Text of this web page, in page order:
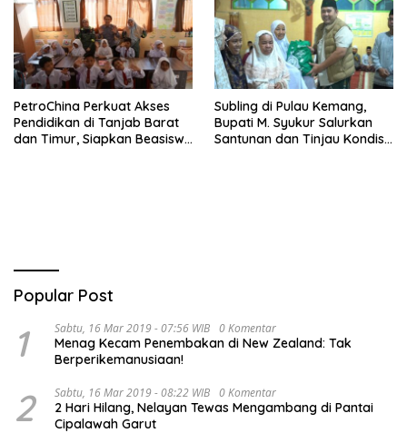
PetroChina Perkuat Akses
Pendidikan di Tanjab Barat
dan Timur, Siapkan Beasiswa
Subling di Pulau Kemang,
Bupati M. Syukur Salurkan
Santunan dan Tinjau Kondisi
Popular Post
1 Sabtu, 16 Mar 2019 - 07:56 WIB 0 Komentar
Menag Kecam Penembakan di New Zealand: Tak
Berperikemanusiaan!
2 Sabtu, 16 Mar 2019 - 08:22 WIB 0 Komentar
2 Hari Hilang, Nelayan Tewas Mengambang di Pantai
Cipalawah Garut